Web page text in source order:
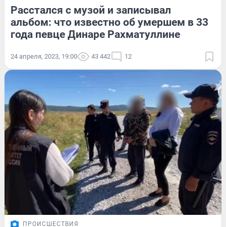
Расстался с музой и записывал
альбом: что известно об умершем в 33
года певце Динаре Рахматуллине
24 апреля, 2023, 19:00 43 442 12
ПРОИСШЕСТВИЯ